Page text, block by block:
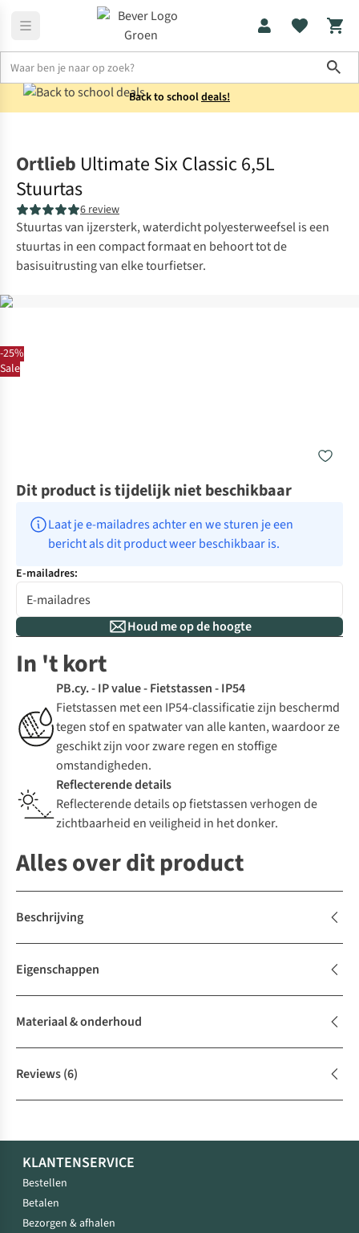
Back to schooldeals!
-25%
Sale
Ortlieb Ultimate Six Classic 6,5L
Stuurtas
6 review
Stuurtas van ijzersterk, waterdicht polyesterweefsel is een
stuurtas in een compact formaat en behoort tot de
basisuitrusting van elke tourfietser.
Dit product is tijdelijk niet beschikbaar
Laat je e-mailadres achter en we sturen je een
bericht als dit product weer beschikbaar is.
E-mailadres:
Houd me op de hoogte
In 't kort
PB.cy. - IP value - Fietstassen - IP54
Fietstassen met een IP54-classificatie zijn beschermd
tegen stof en spatwater van alle kanten, waardoor ze
geschikt zijn voor zware regen en stoffige
omstandigheden.
Reflecterende details
Reflecterende details op fietstassen verhogen de
zichtbaarheid en veiligheid in het donker.
Alles over dit product
Beschrijving
Eigenschappen
Materiaal & onderhoud
Reviews(6)
KLANTENSERVICE
Bestellen
Betalen
Bezorgen & afhalen